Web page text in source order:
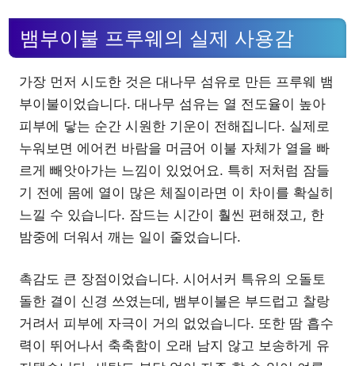
뱀부이불 프루웨의 실제 사용감
가장 먼저 시도한 것은 대나무 섬유로 만든 프루웨 뱀
부이불이었습니다. 대나무 섬유는 열 전도율이 높아
피부에 닿는 순간 시원한 기운이 전해집니다. 실제로
누워보면 에어컨 바람을 머금어 이불 자체가 열을 빠
르게 빼앗아가는 느낌이 있었어요. 특히 저처럼 잠들
기 전에 몸에 열이 많은 체질이라면 이 차이를 확실히
느낄 수 있습니다. 잠드는 시간이 훨씬 편해졌고, 한
밤중에 더워서 깨는 일이 줄었습니다.
촉감도 큰 장점이었습니다. 시어서커 특유의 오돌토
돌한 결이 신경 쓰였는데, 뱀부이불은 부드럽고 찰랑
거려서 피부에 자극이 거의 없었습니다. 또한 땀 흡수
력이 뛰어나서 축축함이 오래 남지 않고 보송하게 유